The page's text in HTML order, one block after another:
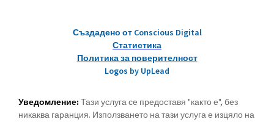
Създадено от Conscious Digital
Статистика
Политика за поверителност
Logos by UpLead
Уведомление: Тази услуга се предоставя "както е", без
никаква гаранция. Използването на тази услуга е изцяло на